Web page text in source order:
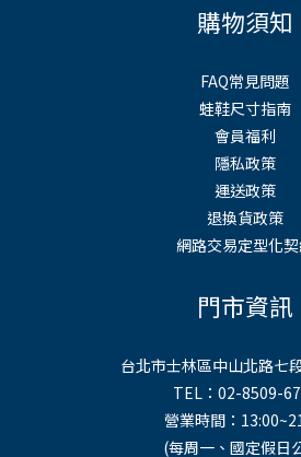
購物須知
FAQ常見問題
蛙鞋尺寸指南
會員福利
隱私政策
運送政策
退換貨政策
網路交易定型化
門市資訊
台北市士林區中山北路七
TEL：02-8509-
營業時間：
(每周一、國定假日